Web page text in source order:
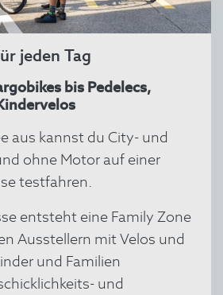
jeden Tag
bis Pedelecs,
aus kannst du City- und
ohne Motor auf einer
testfahren.
entsteht eine Family Zone
Ausstellern mit Velos und
und Familien
und